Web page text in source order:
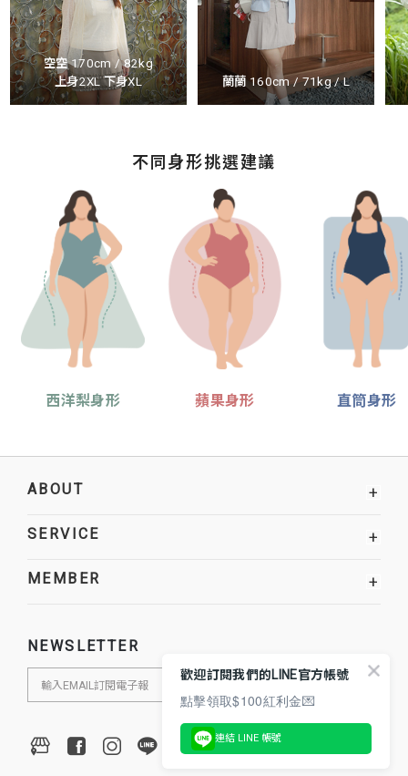
空空 170cm / 82kg
上身2XL 下身XL
蘭蘭 160cm / 71kg / L
不同身形挑選建議
西洋梨身形 蘋果身形 直筒身形
ABOUT +
SERVICE +
MEMBER +
NEWSLETTER
歡迎訂閱我們的LINE官方帳號
點擊領取$100紅利金💌
連結 LINE 帳號